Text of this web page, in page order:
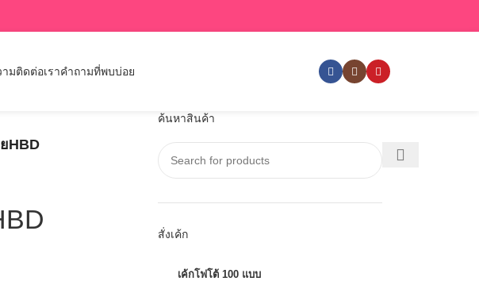
มติดต่อเราคำถามที่พบบ่อย
HBD
ค้นหาสินค้า
สั่งเค้ก
เค้กโฟโต้ 100 แบบ